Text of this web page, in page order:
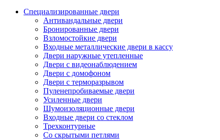
Специализированные двери
Антивандальные двери
Бронированные двери
Взломостойкие двери
Входные металлические двери в кассу
Двери наружные утепленные
Двери с видеонаблюдением
Двери с домофоном
Двери с терморазрывом
Пуленепробиваемые двери
Усиленные двери
Шумоизоляционные двери
Входные двери со стеклом
Трехконтурные
Со скрытыми петлями